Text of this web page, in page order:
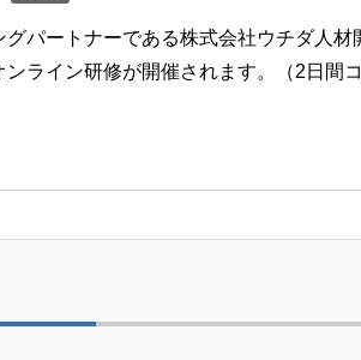
グパートナーである株式会社ウチダ人
ライン研修が開催されます。（2日間